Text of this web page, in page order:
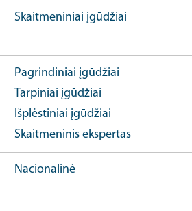
Skaitmeniniai įgūdžiai
Pagrindiniai įgūdžiai
Tarpiniai įgūdžiai
Išplėstiniai įgūdžiai
Skaitmeninis ekspertas
Nacionalinė